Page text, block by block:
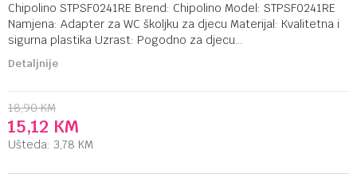
Chipolino STPSF0241RE Brend: Chipolino Model: STPSF0241RE
Namjena: Adapter za WC školjku za djecu Materijal: Kvalitetna i
sigurna plastika Uzrast: Pogodno za djecu...
Detaljnije
18,90 KM
15,12 KM
Ušteda: 3,78 KM